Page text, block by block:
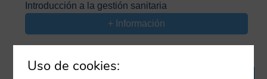
original
65,00€.
actual
25,00€.
Introducción a la gestión sanitaria
+ Información
Uso de cookies: